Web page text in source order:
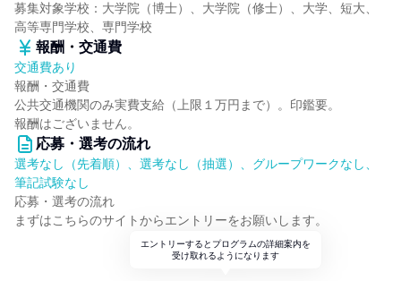
募集対象学校：大学院（博士）、大学院（修士）、大学、短大、
高等専門学校、専門学校
報酬・交通費
交通費あり
報酬・交通費
公共交通機関のみ実費支給（上限１万円まで）。印鑑要。
報酬はございません。
応募・選考の流れ
選考なし（先着順）、選考なし（抽選）、グループワークなし、
筆記試験なし
応募・選考の流れ
まずはこちらのサイトからエントリーをお願いします。
エントリーするとプログラムの詳細案内を
受け取れるようになります